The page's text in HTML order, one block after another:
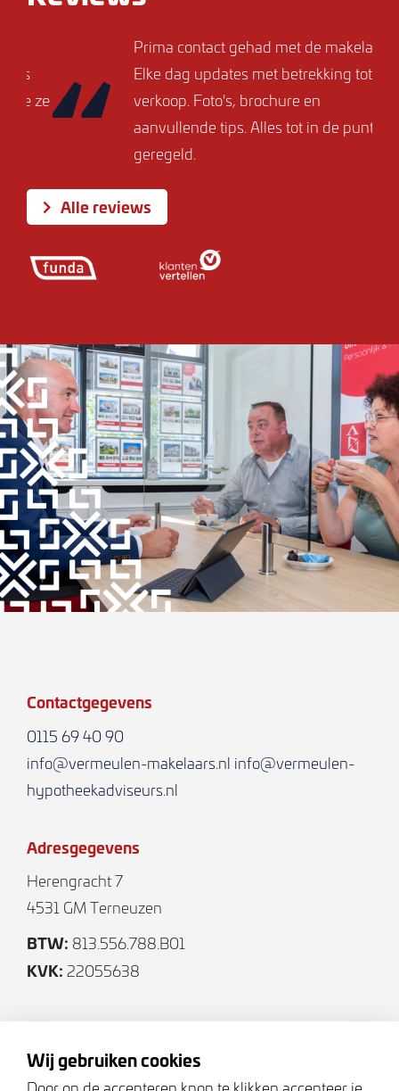
Prima contact gehad met de makelaar.
Elke dag updates met betrekking tot de
verkoop. Foto's, brochure en
aanvullende tips. Alles tot in de puntjes
geregeld.
Alle reviews
Contactgegevens
0115 69 40 90
info@vermeulen-makelaars.nl info@vermeulen-
hypotheekadviseurs.nl
Adresgegevens
Herengracht 7
4531 GM Terneuzen
BTW: 813.556.788.B01
KVK: 22055638
Wij gebruiken cookies
Door op de accepteren knop te klikken accepteer je